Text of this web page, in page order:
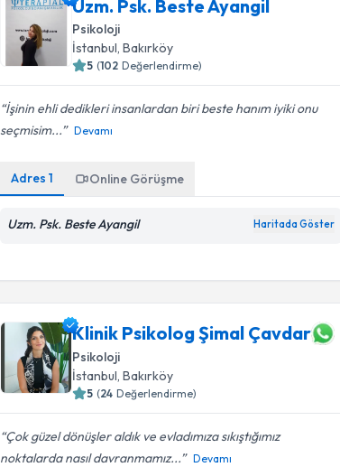
Uzm. Psk. Beste Ayangil
Psikoloji
İstanbul, Bakırköy
5 (102 Değerlendirme)
İşinin ehli dedikleri insanlardan biri beste hanım iyiki onu
seçmisim...
Devamı
Adres1 Online Görüşme
Uzm. Psk. Beste Ayangil Haritada Göster
Klinik Psikolog Şimal Çavdar
Psikoloji
İstanbul , Bakırköy
5 (24 Değerlendirme)
Çok güzel dönüşler aldık ve evladımıza sıkıştığımız
noktalarda nasıl davranmamız...
Devamı